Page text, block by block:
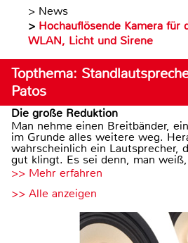
> News
> Hochauflösende Kamera für
WLAN, Licht und Sirene
Topthema:
Patos
Die große Reduktion
Man nehme einen Breitbänder,
im Grunde alles weitere weg.
wahrscheinlich ein Lautsprecher,
gut klingt. Es sei denn, man
>> Mehr erfahren
>> Alle anzeigen